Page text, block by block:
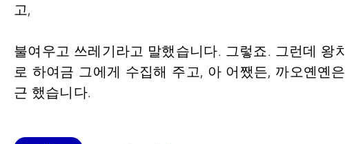
고,
불여우고 쓰레기라고 말했습니다. 그렇죠. 그런데 왕
로 하여금 그에게 수집해 주고, 아 어쨌든, 까오옌옌
근 했습니다.